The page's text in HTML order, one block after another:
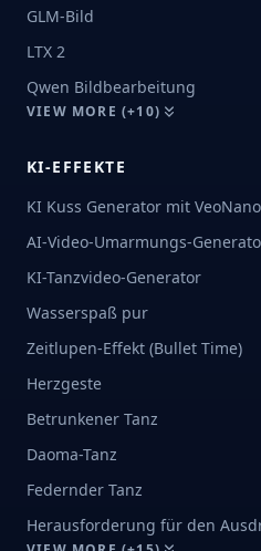
GLM-Bild
LTX 2
Qwen Bildbearbeitung
VIEW MORE (+10)
KI-EFFEKTE
KI Kuss Generator mit VeoNano
AI-Video-Umarmungs-
KI-Tanzvideo-Generator
Wasserspaß pur
Zeitlupen-Effekt (Bullet Time)
Herzgeste
Betrunkener Tanz
Daoma-Tanz
Federnder Tanz
Herausforderung für den